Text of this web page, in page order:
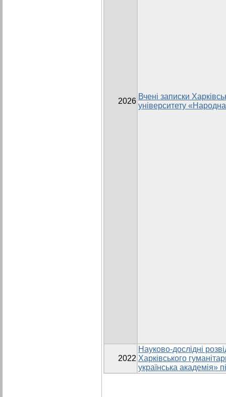
2026
Вчені записки
університету
2022
Науково-дослідні
Харківського
українська академія»